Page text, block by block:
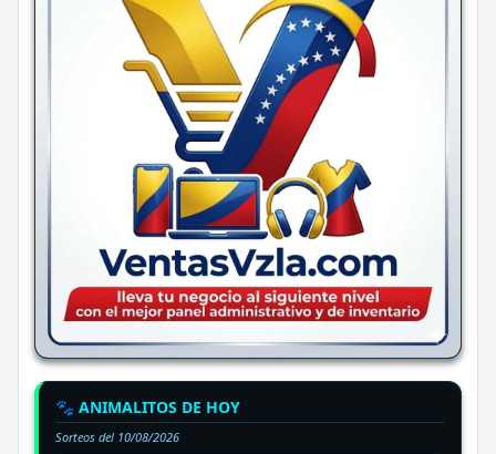
🐾 ANIMALITOS DE HOY
Sorteos del 10/08/2026